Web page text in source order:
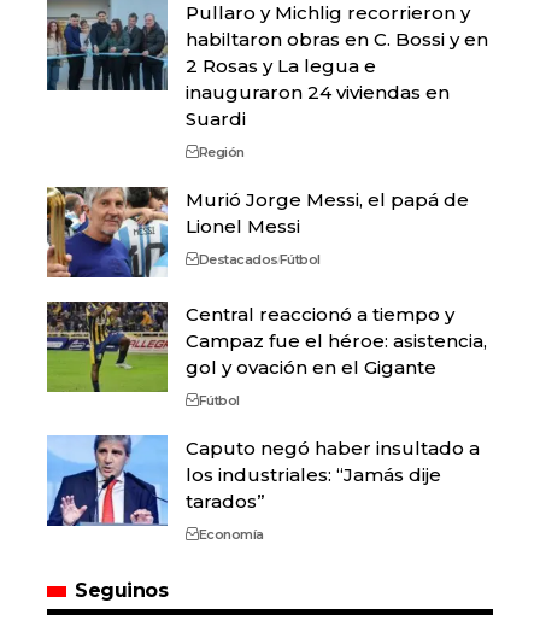
Pullaro y Michlig recorrieron y
habiltaron obras en C. Bossi y en
2 Rosas y La legua e
inauguraron 24 viviendas en
Suardi
Región
Murió Jorge Messi, el papá de
Lionel Messi
DestacadosFútbol
Central reaccionó a tiempo y
Campaz fue el héroe: asistencia,
gol y ovación en el Gigante
Fútbol
Caputo negó haber insultado a
los industriales: “Jamás dije
tarados”
Economía
Seguinos